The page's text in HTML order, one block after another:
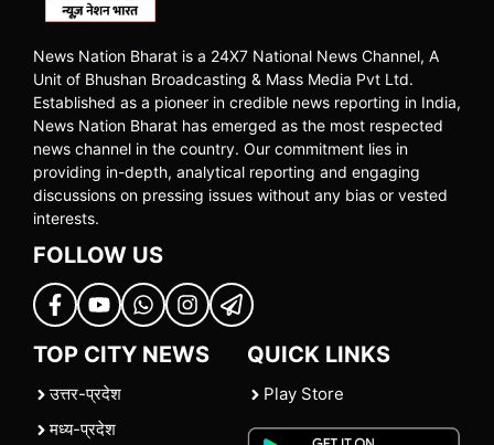
News Nation Bharat is a 24X7 National News Channel, A
Unit of Bhushan Broadcasting & Mass Media Pvt Ltd.
Established as a pioneer in credible news reporting in India,
News Nation Bharat has emerged as the most respected
news channel in the country. Our commitment lies in
providing in-depth, analytical reporting and engaging
discussions on pressing issues without any bias or vested
interests.
FOLLOW US
TOP CITY NEWS
उत्तर-प्रदेश
मध्य-प्रदेश
QUICK LINKS
Play Store